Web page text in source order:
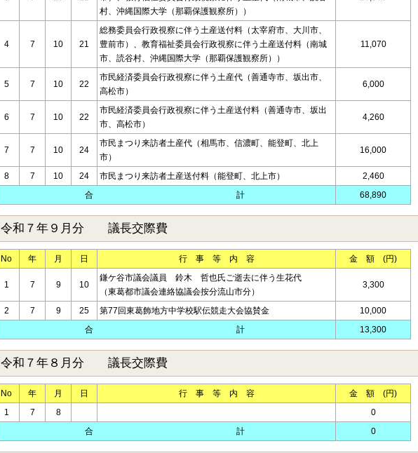
村、沖縄国際大学（那覇保護観察所））
4 7 10 21
総務委員会行政視察に伴う土産送付料（太宰府市、大川市、
豊前市）、教育福祉委員会行政視察に伴う土産送付料（南城
市、読谷村、沖縄国際大学（那覇保護観察所））
11,070
5 7 10 22
市民経済委員会行政視察に伴う土産代（善通寺市、坂出市、
高松市）
6,000
6 7 10 22
市民経済委員会行政視察に伴う土産送付料（善通寺市、坂出
市、高松市）
4,260
7 7 10 24
市民まつり来訪者土産代（相馬市、信濃町、能登町、北上
市）
16,000
8 7 10 24 市民まつり来訪者土産送付料（能登町、北上市）
2,460
合 計
68,890
令和７年９月分 議長交際費
No 年 月 日 行 事 等 内 容 金 額 (円)
1 7 9 10
鎌ケ谷市議会議員 鈴木 哲也氏ご逝去に伴う生花代
（東葛都市議会連絡協議会按分流山市分）
3,300
2 7 9 25 第77回東葛飾地方中学校駅伝競走大会協賛金
10,000
合 計
13,300
令和７年８月分 議長交際費
No 年 月 日 行 事 等 内 容
金 額 (円)
1
7 8
0
合 計
0